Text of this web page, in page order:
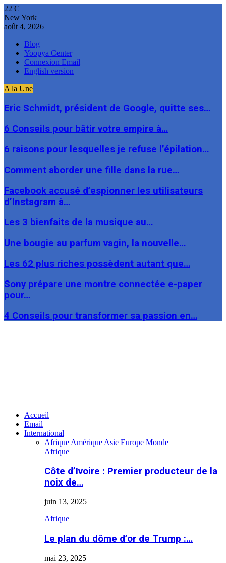
22 C
New York
août 4, 2026
Blog
Yoopya Center
Connexion Email
English version
A la Une
Eric Schmidt, président de Google, quitte ses…
6 Conseils pour bâtir votre empire à…
6 raisons pour lesquelles je refuse l’épilation…
Comment aborder une fille dans la rue…
Facebook accusé d’espionner les utilisateurs
d’Instagram à…
Les 3 bienfaits de la musique au…
Une bougie au parfum vagin, la nouvelle…
Les 62 plus riches possèdent autant que…
Sony prépare une montre connectée e-paper
pour…
4 Conseils pour transformer sa passion en…
Accueil
Email
International
Afrique Amérique Asie Europe Monde
Afrique
Côte d’Ivoire : Premier producteur de la
noix de…
juin 13, 2025
Afrique
Le plan du dôme d’or de Trump :…
mai 23, 2025